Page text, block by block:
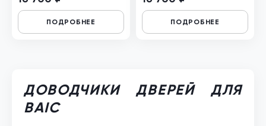
ПОДРОБНЕЕ ПОДРОБНЕЕ
ДОВОДЧИКИ ДВЕРЕЙ ДЛЯ
BAIC